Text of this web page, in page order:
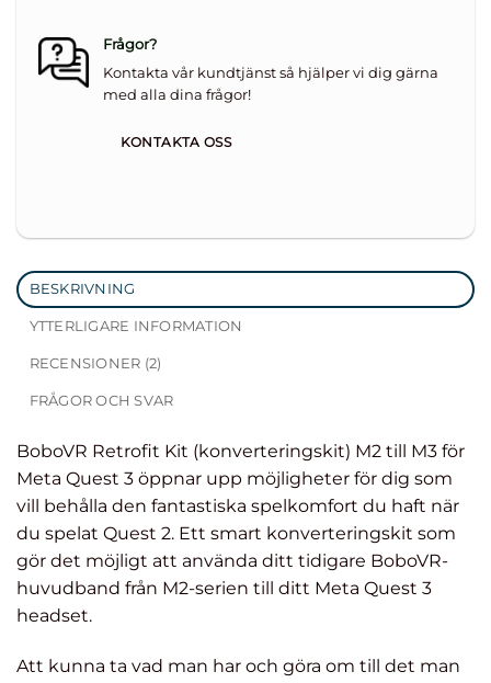
Frågor?
Kontakta vår kundtjänst så hjälper vi dig gärna
med alla dina frågor!
KONTAKTA OSS
BESKRIVNING
YTTERLIGARE INFORMATION
RECENSIONER (2)
FRÅGOR OCH SVAR
BoboVR Retrofit Kit (konverteringskit) M2 till M3 för
Meta Quest 3 öppnar upp möjligheter för dig som
vill behålla den fantastiska spelkomfort du haft när
du spelat Quest 2. Ett smart konverteringskit som
gör det möjligt att använda ditt tidigare BoboVR-
huvudband från M2-serien till ditt Meta Quest 3
headset.
Att kunna ta vad man har och göra om till det man